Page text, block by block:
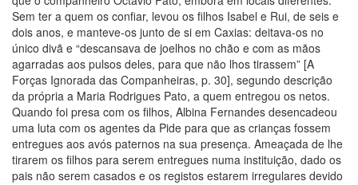
Sem ter a quem os confiar, levou os filhos Isabel e Rui, de seis e
dois anos, e manteve-os junto de si em Caxias: deitava-os no
único divã e “descansava de joelhos no chão e com as mãos
agarradas aos pulsos deles, para que não lhos tirassem” [A
Forças Ignorada das Companheiras, p. 30], segundo descrição
da própria a Maria Rodrigues Pato, a quem entregou os netos.
Quando foi presa com os filhos, Albina Fernandes desencadeou
uma luta com os agentes da Pide para que as crianças fossem
entregues aos avós paternos na sua presença. Ameaçada de lhe
tirarem os filhos para serem entregues numa instituição, dado os
pais não serem casados e os registos estarem irregulares devido